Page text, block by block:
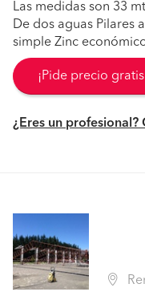
Las medidas son 33
De dos aguas Pilares
simple Zinc
¡Pide precio
¿Eres un profesional?